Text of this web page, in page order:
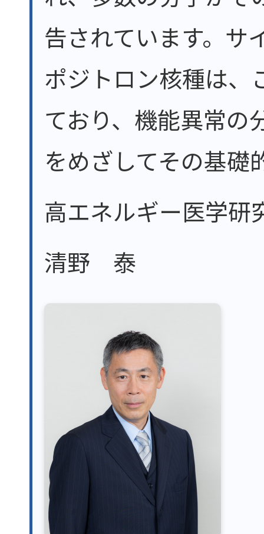
告されています。サ
ポジトロン核種は、
ており、機能異常の
をめざしてその基礎
高エネルギー医学研
清野 泰